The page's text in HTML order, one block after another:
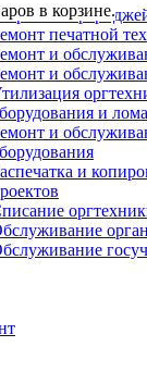
в корзине.
печатной
и
и
и лома
и
и